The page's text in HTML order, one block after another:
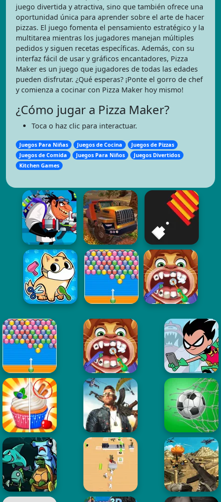
juego divertida y atractiva, sino que también ofrece una
oportunidad única para aprender sobre el arte de hacer
pizzas. El juego fomenta el pensamiento estratégico y la
multitarea mientras los jugadores manejan múltiples
pedidos y siguen recetas específicas. Además, con su
interfaz fácil de usar y gráficos encantadores, Pizza
Maker es un juego que jugadores de todas las edades
pueden disfrutar. ¿Qué esperas? ¡Ponte el gorro de chef
y comienza a cocinar con Pizza Maker hoy mismo!
¿Cómo jugar a Pizza Maker?
Toca o haz clic para interactuar.
Juegos Para Niñas Juegos de Cocina
Juegos de Pizzas
Juegos de Comida
Juegos Para Niños
Juegos Divertidos
Kitchen Games